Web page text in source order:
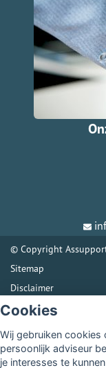
Cookies
Wij gebruiken cookies
persoonlijk adviseur
je interesses te
© Copyright
Sitemap
Disclaimer